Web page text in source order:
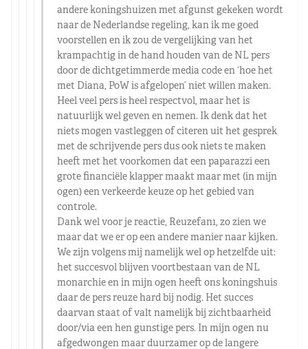
andere koningshuizen met afgunst gekeken wordt
naar de Nederlandse regeling, kan ik me goed
voorstellen en ik zou de vergelijking van het
krampachtig in de hand houden van de NL pers
door de dichtgetimmerde media code en ‘hoe het
met Diana, PoW is afgelopen’ niet willen maken.
Heel veel pers is heel respectvol, maar het is
natuurlijk wel geven en nemen. Ik denk dat het
niets mogen vastleggen of citeren uit het gesprek
met de schrijvende pers dus ook niets te maken
heeft met het voorkomen dat een paparazzi een
grote financiële klapper maakt maar met (in mijn
ogen) een verkeerde keuze op het gebied van
controle.
Dank wel voor je reactie, Reuzefan1, zo zien we
maar dat we er op een andere manier naar kijken.
We zijn volgens mij namelijk wel op hetzelfde uit:
het succesvol blijven voortbestaan van de NL
monarchie en in mijn ogen heeft ons koningshuis
daar de pers reuze hard bij nodig. Het succes
daarvan staat of valt namelijk bij zichtbaarheid
door/via een hen gunstige pers. In mijn ogen nu
afgedwongen maar duurzamer op de langere